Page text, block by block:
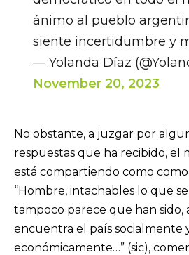
ánimo al pueblo
siente incertidumbre y
— Yolanda Díaz
November 20, 2023
No obstante, a juzgar por
respuestas que ha recibido, el
está compartiendo como como
“Hombre, intachables lo que
tampoco parece que han sido,
encuentra el país socialmente
económicamente…” (sic),